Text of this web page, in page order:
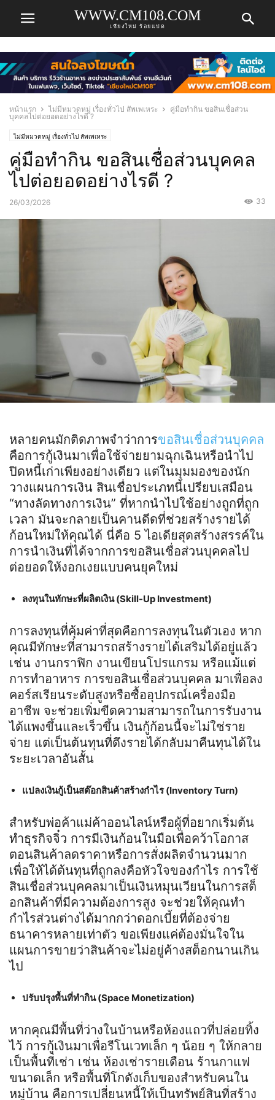
WWW.CM108.COM
เชียงใหม่ ร้อยแปด
หน้าแรก ไม่มีหมวดหมู่ เรื่องทั่วไป สัพเพเหระ
คู่มือทำกิน ขอสินเชื่อส่วน
บุคคลไปต่อยอดอย่างไรดี ?
ไม่มีหมวดหมู่ เรื่องทั่วไป สัพเพเหระ
คู่มือทำกิน ขอสินเชื่อส่วนบุคคล
ไปต่อยอดอย่างไรดี ?
26/03/2026 33
หลายคนมักติดภาพจำว่าการขอสินเชื่อส่วนบุคคล
คือการกู้เงินมาเพื่อใช้จ่ายยามฉุกเฉินหรือนำไป
ปิดหนี้เก่าเพียงอย่างเดียว แต่ในมุมมองของนัก
วางแผนการเงิน สินเชื่อประเภทนี้เปรียบเสมือน
“ทางลัดทางการเงิน” ที่หากนำไปใช้อย่างถูกที่ถูก
เวลา มันจะกลายเป็นคานดีดที่ช่วยสร้างรายได้
ก้อนใหม่ให้คุณได้ นี่คือ 5 ไอเดียสุดสร้างสรรค์ใน
การนำเงินที่ได้จากการขอสินเชื่อส่วนบุคคลไป
ต่อยอดให้งอกเงยแบบคนยุคใหม่
ลงทุนในทักษะที่ผลิตเงิน (Skill-Up Investment)
การลงทุนที่คุ้มค่าที่สุดคือการลงทุนในตัวเอง หาก
คุณมีทักษะที่สามารถสร้างรายได้เสริมได้อยู่แล้ว
เช่น งานกราฟิก งานเขียนโปรแกรม หรือแม้แต่
การทำอาหาร การขอสินเชื่อส่วนบุคคล มาเพื่อลง
คอร์สเรียนระดับสูงหรือซื้ออุปกรณ์เครื่องมือ
อาชีพ จะช่วยเพิ่มขีดความสามารถในการรับงาน
ได้แพงขึ้นและเร็วขึ้น เงินกู้ก้อนนี้จะไม่ใช่ราย
จ่าย แต่เป็นต้นทุนที่ดึงรายได้กลับมาคืนทุนได้ใน
ระยะเวลาอันสั้น
แปลงเงินกู้เป็นสต๊อกสินค้าสร้างกำไร (Inventory Turn)
สำหรับพ่อค้าแม่ค้าออนไลน์หรือผู้ที่อยากเริ่มต้น
ทำธุรกิจจิ๋ว การมีเงินก้อนในมือเพื่อคว้าโอกาส
ตอนสินค้าลดราคาหรือการสั่งผลิตจำนวนมาก
เพื่อให้ได้ต้นทุนที่ถูกลงคือหัวใจของกำไร การใช้
สินเชื่อส่วนบุคคลมาเป็นเงินหมุนเวียนในการสต็
อกสินค้าที่มีความต้องการสูง จะช่วยให้คุณทำ
กำไรส่วนต่างได้มากกว่าดอกเบี้ยที่ต้องจ่าย
ธนาคารหลายเท่าตัว ขอเพียงแค่ต้องมั่นใจใน
แผนการขายว่าสินค้าจะไม่อยู่ค้างสต็อกนานเกิน
ไป
ปรับปรุงพื้นที่ทำกิน (Space Monetization)
หากคุณมีพื้นที่ว่างในบ้านหรือห้องแถวที่ปล่อยทิ้ง
ไว้ การกู้เงินมาเพื่อรีโนเวทเล็ก ๆ น้อย ๆ ให้กลาย
เป็นพื้นที่เช่า เช่น ห้องเช่ารายเดือน ร้านกาแฟ
ขนาดเล็ก หรือพื้นที่โกดังเก็บของสำหรับคนใน
หมู่บ้าน คือการเปลี่ยนหนี้ให้เป็นทรัพย์สินที่สร้าง